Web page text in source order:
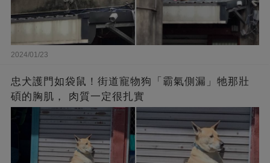
2024/01/23
忠犬護門如袋鼠！街道寵物狗「霸氣側漏」牠那壯
碩的胸肌， 肉質一定很扎實